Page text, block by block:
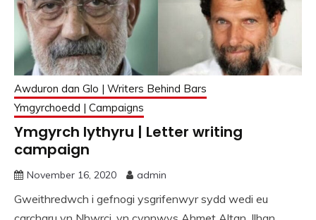
Awduron dan Glo | Writers Behind Bars
Ymgyrchoedd | Campaigns
Ymgyrch lythyru | Letter writing
campaign
November 16, 2020 admin
Gweithredwch i gefnogi ysgrifenwyr sydd wedi eu